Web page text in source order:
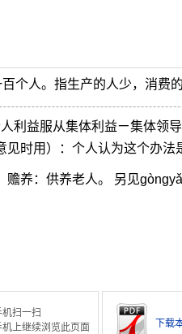
个人。指生产的人少，消费的
利益服从集体利益ㄧ集体领导
时用）：个人认为这个办法
养：供养老人。 另见
扫一扫
机上继续浏览此页面
下载